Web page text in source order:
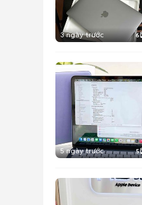
3 ngày trước 6
5 ngày trước 5